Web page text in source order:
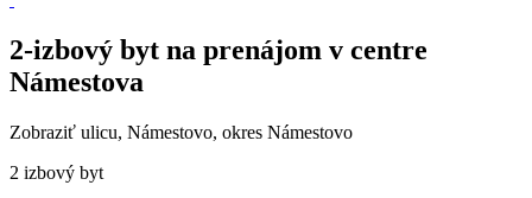
2-izbový byt na prenájom v centre
Námestova
Zobraziť ulicu, Námestovo, okres Námestovo
2 izbový byt